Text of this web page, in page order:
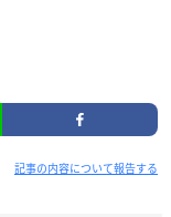
記事の内容について報告する